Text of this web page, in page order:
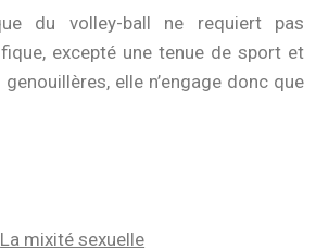
du volley-ball ne requiert pas
excepté une tenue de sport et
elle n’engage donc que
La mixité sexuelle